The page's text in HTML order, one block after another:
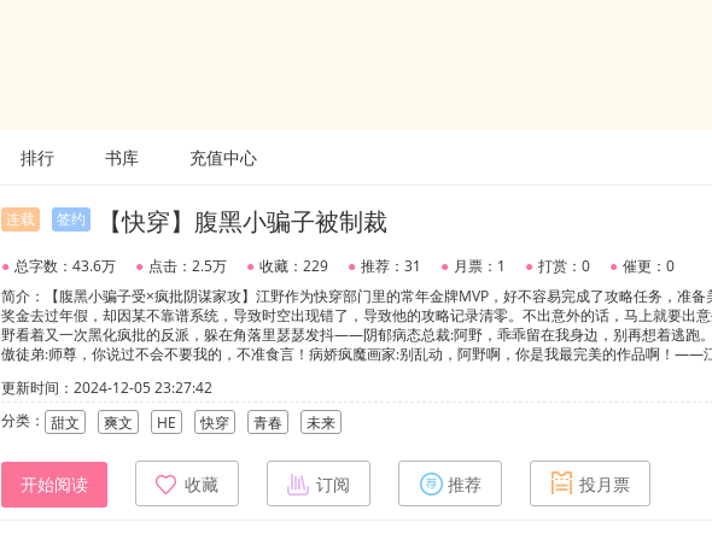
排行 书库 充值中心
连载 签约 【快穿】腹黑小骗子被制裁
● 总字数：43.6万 ● 点击：2.5万 ● 收藏：229 ● 推荐：31 ● 月票：1 ● 打赏：0 ● 催更：0
简介：【腹黑小骗子受×疯批阴谋家攻】江野作为快穿部门里的常年金牌MVP，好不容易完成了攻略任务，准备
奖金去过年假，却因某不靠谱系统，导致时空出现错了，导致他的攻略记录清零。不出意外的话，马上就要出
野看着又一次黑化疯批的反派，躲在角落里瑟瑟发抖——阴郁病态总裁:阿野，乖乖留在我身边，别再想着逃跑
傲徒弟:师尊，你说过不会不要我的，不准食言！病娇疯魔画家:别乱动，阿野啊，你是我最完美的作品啊！——
一个人，只是不同世界里名字不同2.涉及角色都已成年
更新时间：2024-12-05 23:27:42
分类： 甜文 爽文 HE 快穿 青春 未来
开始阅读 收藏 订阅 推荐 投月票